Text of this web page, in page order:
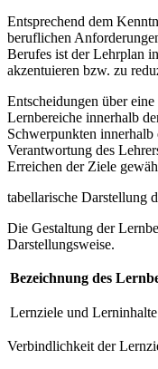
Entsprechend dem
beruflichen
Berufes ist der Lehrplan
akzentuieren bzw. zu
Entscheidungen über
Lernbereiche innerhalb
Schwerpunkten
Verantwortung des
Erreichen der Ziele
tabellarische Darstellung
Die Gestaltung der
Darstellungsweise.
Bezeichnung des
Lernziele und Lerninhalte
Verbindlichkeit der